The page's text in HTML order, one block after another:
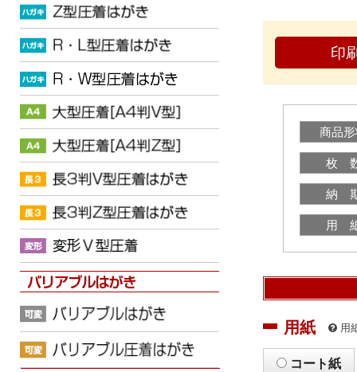
印
商品
枚
納
用
用紙 用
コート紙